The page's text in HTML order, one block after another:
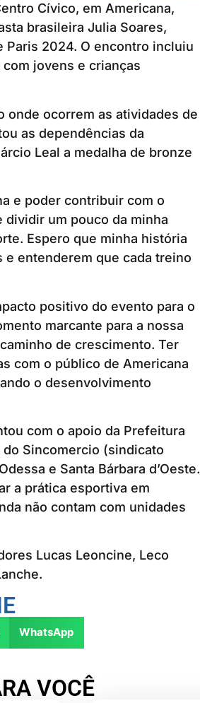
Cívico, em Americana,
brasileira Julia Soares,
Paris 2024. O encontro incluiu
jovens e crianças
onde ocorrem as atividades de
as dependências da
Leal a medalha de bronze
e poder contribuir com o
um pouco da minha
Espero que minha história
entenderem que cada treino
positivo do evento para o
marcante para a nossa
de crescimento. Ter
com o público de Americana
o desenvolvimento
com o apoio da Prefeitura
Sincomercio (sindicato
e Santa Bárbara d’Oeste.
a prática esportiva em
não contam com unidades
Lucas Leoncine, Leco
WhatsApp
VOCÊ